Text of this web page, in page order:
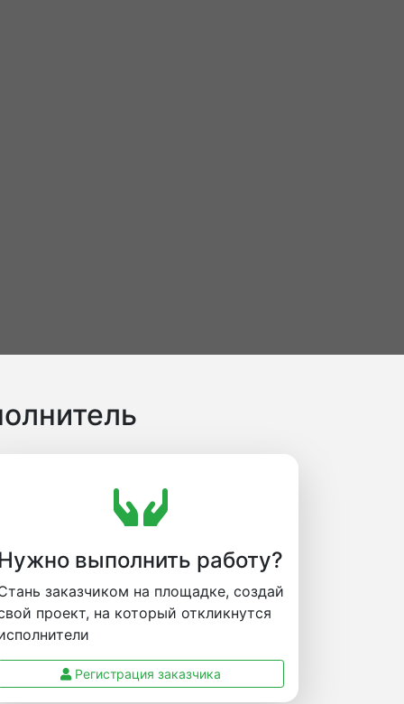
выполнить работу?
заказчиком на площадке, создай
проект, на который откликнутся
Регистрация заказчика